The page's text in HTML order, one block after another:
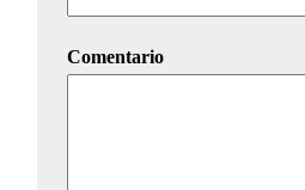
Comentario